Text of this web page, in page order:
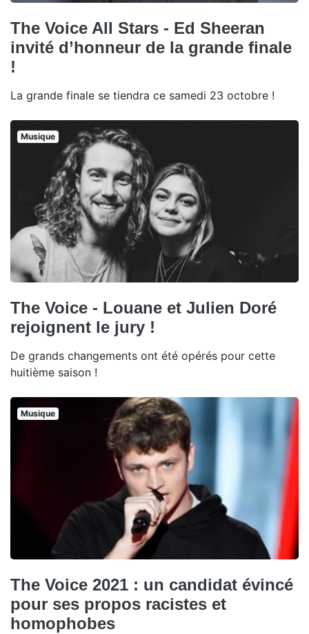
The Voice All Stars - Ed Sheeran
invité d’honneur de la grande finale
!
La grande finale se tiendra ce samedi 23 octobre !
Musique
The Voice - Louane et Julien Doré
rejoignent le jury !
De grands changements ont été opérés pour cette
huitième saison !
Musique
The Voice 2021 : un candidat évincé
pour ses propos racistes et
homophobes